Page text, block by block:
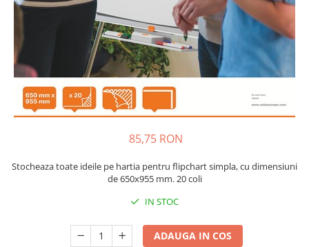
Pixuri metalice
Stilouri
Seturi de scris Premium
Instrumente de scris eco
Creioane mecanice si grafit
Rollere
Markere diverse
Tavite documente si suporturi
85,75 RON
Stocheaza toate ideile pe hartia pentru flipchart simpla, cu dimensiuni
de 650x955 mm. 20 coli
IN STOC
ADAUGA IN COS